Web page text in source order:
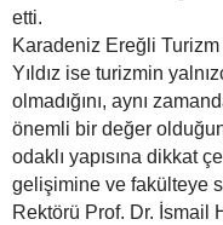
etti.
Karadeniz Ereğli
Yıldız ise turizmin
olmadığını, aynı
önemli bir değer
odaklı yapısına dikkat
gelişimine ve fakülteye
Rektörü Prof. Dr. İsmail